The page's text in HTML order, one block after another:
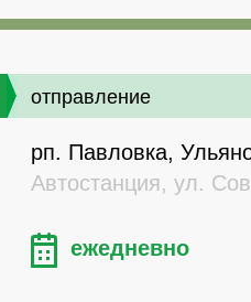
отправление
рп. Павловка,
Автостанция, ул.
ежедневно